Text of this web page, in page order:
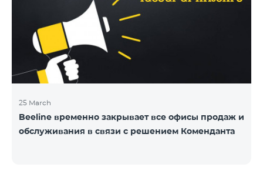
25 March
Beeline временно закрывает все офисы продаж и
обслуживания в связи с решением Коменданта